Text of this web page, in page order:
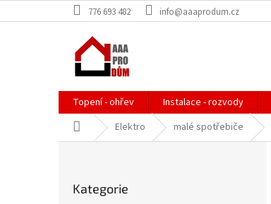
na
776 693 482 info@aaaprodum.cz
Topení - ohřev Instalace - rozvody
Domů Elektro malé spotřebiče
kategorie
Kategorie